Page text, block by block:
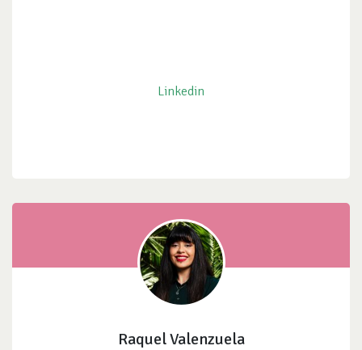
Linkedin
Raquel Valenzuela